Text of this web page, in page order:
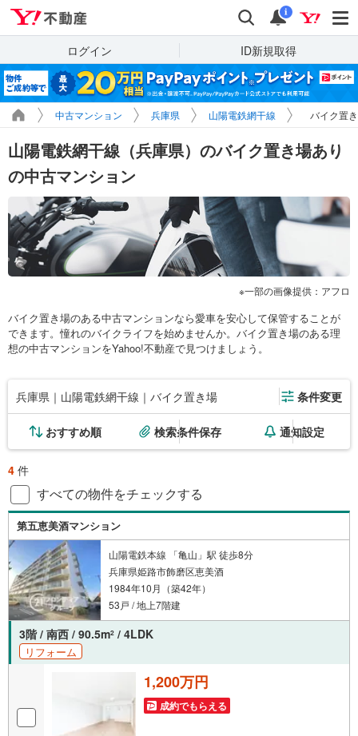
検索 通知
i
ログイン ID新規取得
中古マンション 兵庫県 山陽電鉄網干線 バイク置
山陽電鉄網干線（兵庫県）のバイク置き場あり
の中古マンション
一部の画像提供：アフロ
バイク置き場のある中古マンションなら愛車を安心して保管することが
できます。憧れのバイクライフを始めませんか。バイク置き場のある理
想の中古マンションをYahoo!不動産で見つけましょう。
兵庫県｜山陽電鉄網干線｜バイク置き場 条件変更
おすすめ順 検索条件保存 通知設定
4 件
すべての物件をチェックする
第五恵美酒マンション
山陽電鉄本線 「亀山」駅 徒歩8分
兵庫県姫路市飾磨区恵美酒
1984年10月（築42年）
53戸 / 地上7階建
3階 / 南西 / 90.5m2 / 4LDK
リフォーム
1,200万円
成約でもらえる